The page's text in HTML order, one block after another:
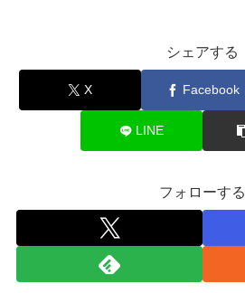
シェアする
X Facebook
LINE
フォローする